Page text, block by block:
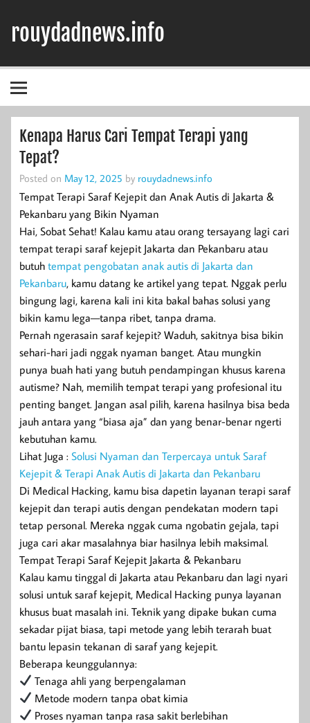
content
rouydadnews.info
Kenapa Harus Cari Tempat Terapi yang
Tepat?
Posted on May 12, 2025 by rouydadnews.info
Tempat Terapi Saraf Kejepit dan Anak Autis di Jakarta &
Pekanbaru yang Bikin Nyaman
Hai, Sobat Sehat! Kalau kamu atau orang tersayang lagi cari
tempat terapi saraf kejepit Jakarta dan Pekanbaru atau
butuh tempat pengobatan anak autis di Jakarta dan
Pekanbaru, kamu datang ke artikel yang tepat. Nggak perlu
bingung lagi, karena kali ini kita bakal bahas solusi yang
bikin kamu lega—tanpa ribet, tanpa drama.
Pernah ngerasain saraf kejepit? Waduh, sakitnya bisa bikin
sehari-hari jadi nggak nyaman banget. Atau mungkin
punya buah hati yang butuh pendampingan khusus karena
autisme? Nah, memilih tempat terapi yang profesional itu
penting banget. Jangan asal pilih, karena hasilnya bisa beda
jauh antara yang “biasa aja” dan yang benar-benar ngerti
kebutuhan kamu.
Lihat Juga : Solusi Nyaman dan Terpercaya untuk Saraf
Kejepit & Terapi Anak Autis di Jakarta dan Pekanbaru
Di Medical Hacking, kamu bisa dapetin layanan terapi saraf
kejepit dan terapi autis dengan pendekatan modern tapi
tetap personal. Mereka nggak cuma ngobatin gejala, tapi
juga cari akar masalahnya biar hasilnya lebih maksimal.
Tempat Terapi Saraf Kejepit Jakarta & Pekanbaru
Kalau kamu tinggal di Jakarta atau Pekanbaru dan lagi nyari
solusi untuk saraf kejepit, Medical Hacking punya layanan
khusus buat masalah ini. Teknik yang dipake bukan cuma
sekadar pijat biasa, tapi metode yang lebih terarah buat
bantu lepasin tekanan di saraf yang kejepit.
Beberapa keunggulannya:
Tenaga ahli yang berpengalaman
Metode modern tanpa obat kimia
Proses nyaman tanpa rasa sakit berlebihan